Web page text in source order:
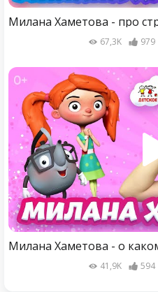
67,3K 979
41,9K 594